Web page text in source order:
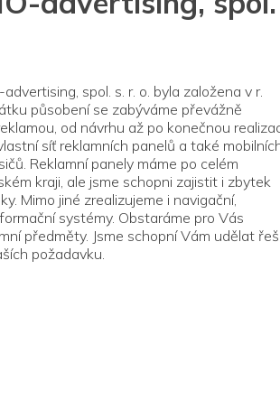
advertising, spol. s. r. o. byla založena v r.
působení se zabýváme převážně
od návrhu až po konečnou
síť reklamních panelů a také
Reklamní panely máme po celém
kraji, ale jsme schopni zajistit i zbytek
Mimo jiné zrealizujeme i navigační,
systémy. Obstaráme pro Vás
předměty. Jsme schopní Vám udělat
požadavku.